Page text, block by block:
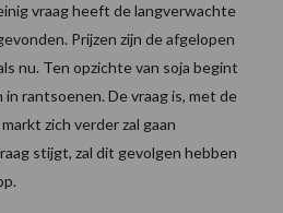
vraag heeft de langverwachte
Prijzen zijn de afgelopen
nu. Ten opzichte van soja begint
rantsoenen. De vraag is, met de
zich verder zal gaan
stijgt, zal dit gevolgen hebben